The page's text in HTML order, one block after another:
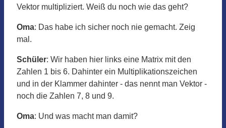
Vektor multipliziert. Weiß du noch wie das geht?
Oma: Das habe ich sicher noch nie gemacht. Zeig
mal.
Schüler: Wir haben hier links eine Matrix mit den
Zahlen 1 bis 6. Dahinter ein Multiplikationszeichen
und in der Klammer dahinter - das nennt man Vektor -
noch die Zahlen 7, 8 und 9.
Oma: Und was macht man damit?